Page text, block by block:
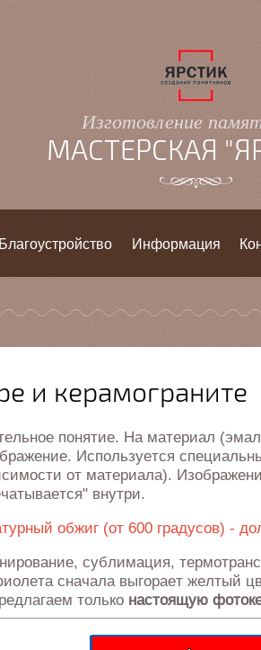
Изготовление
МАСТЕРСКАЯ
Благоустройство Информация
и керамограните
понятие. На материал
Используется
от материала).
внутри.
обжиг (от 600 градусов) -
сублимация,
сначала выгорает желтый
только настоящую